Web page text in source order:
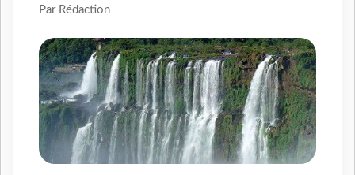
Par Rédaction